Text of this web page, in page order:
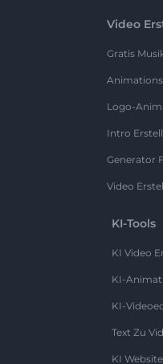
Video
Gratis
Logo-
Intro
Generator
Video
KI-Tools
KI Video
KI-
KI-
Text Zu
KI